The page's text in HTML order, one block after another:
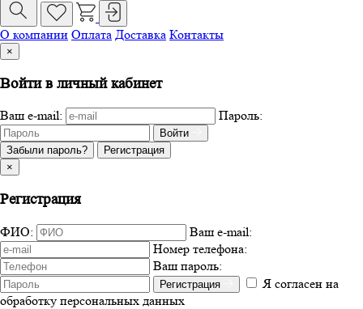
О компании Оплата Доставка Контакты
×
Войти в личный кабинет
Ваш e-mail: Пароль:
Войти
Забыли пароль?
Регистрация
×
Регистрация
ФИО:
Ваш e-mail:
Номер телефона:
Ваш пароль:
Регистрация
Я согласен на
обработку персональных данных